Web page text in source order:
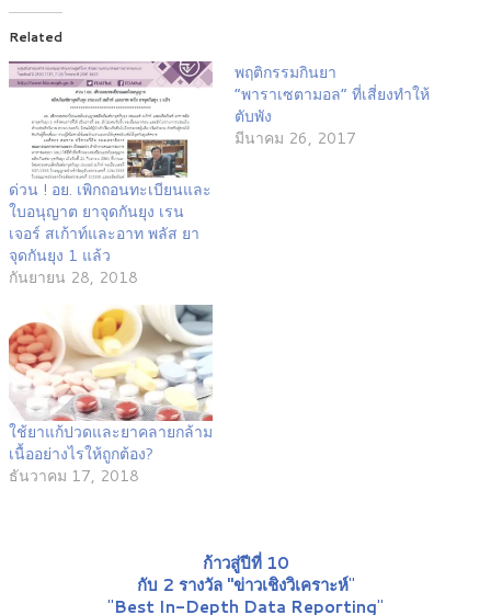
Related
ด่วน ! อย. เพิกถอนทะเบียนและ
ใบอนุญาต ยาจุดกันยุง เรน
เจอร์ สเก้าท์และอาท พลัส ยา
จุดกันยุง 1 แล้ว
กันยายน 28, 2018
พฤติกรรมกินยา
“พาราเซตามอล” ที่เสี่ยงทำให้
ตับพัง
มีนาคม 26, 2017
ใช้ยาแก้ปวดและยาคลายกล้าม
เนื้ออย่างไรให้ถูกต้อง?
ธันวาคม 17, 2018
ก้าวสู่ปีที่ 10
กับ 2 รางวัล "ข่าวเชิงวิเคราะห์"
"Best In-Depth Data Reporting"